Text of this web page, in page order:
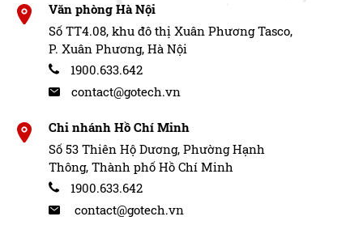
Văn phòng Hà Nội
Số TT4.08, khu đô thị Xuân Phương Tasco,
P. Xuân Phương, Hà Nội
1900.633.642
contact@gotech.vn
Chi nhánh Hồ Chí Minh
Số 53 Thiên Hộ Dương, Phường Hạnh
Thông, Thành phố Hồ Chí Minh
1900.633.642
contact@gotech.vn